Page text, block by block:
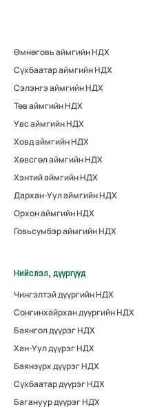
Өмнөговь аймгийн НДХ
Сүхбаатар аймгийн НДХ
Сэлэнгэ аймгийн НДХ
Төв аймгийн НДХ
Увс аймгийн НДХ
Ховд аймгийн НДХ
Хөвсгөл аймгийн НДХ
Хэнтий аймгийн НДХ
Дархан-Уул аймгийн НДХ
Орхон аймгийн НДХ
Говьсүмбэр аймгийн НДХ
Нийслэл, дүүргүүд
Чингэлтэй дүүргийн НДХ
Сонгинхайрхан дүүргийн НДХ
Баянгол дүүрэг НДХ
Хан-Уул дүүрэг НДХ
Баянзүрх дүүрэг НДХ
Сүхбаатар дүүрэг НДХ
Багануур дүүрэг НДХ